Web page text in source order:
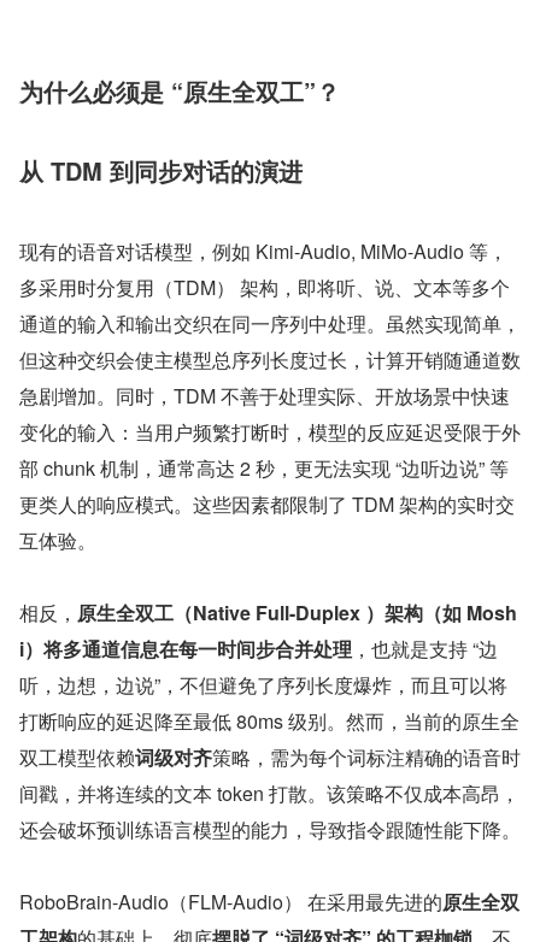
为什么必须是 “原生全双工”？
从 TDM 到同步对话的演进
现有的语音对话模型，例如 Kimi-Audio, MiMo-Audio 等，
多采用时分复用（TDM） 架构，即将听、说、文本等多个
通道的输入和输出交织在同一序列中处理。虽然实现简单，
但这种交织会使主模型总序列长度过长，计算开销随通道数
急剧增加。同时，TDM 不善于处理实际、开放场景中快速
变化的输入：当用户频繁打断时，模型的反应延迟受限于外
部 chunk 机制，通常高达 2 秒，更无法实现 “边听边说” 等
更类人的响应模式。这些因素都限制了 TDM 架构的实时交
互体验。
相反， 原生全双工（Native Full-Duplex ）架构（如 Mosh
i）将多通道信息在每一时间步合并处理 ，也就是支持 “边
听，边想，边说”，不但避免了序列长度爆炸，而且可以将
打断响应的延迟降至最低 80ms 级别。然而，当前的原生全
双工模型依赖词级对齐策略，需为每个词标注精确的语音时
间戳，并将连续的文本 token 打散。该策略不仅成本高昂，
还会破坏预训练语言模型的能力，导致指令跟随性能下降。
RoboBrain-Audio（FLM-Audio） 在采用最先进的原生全双